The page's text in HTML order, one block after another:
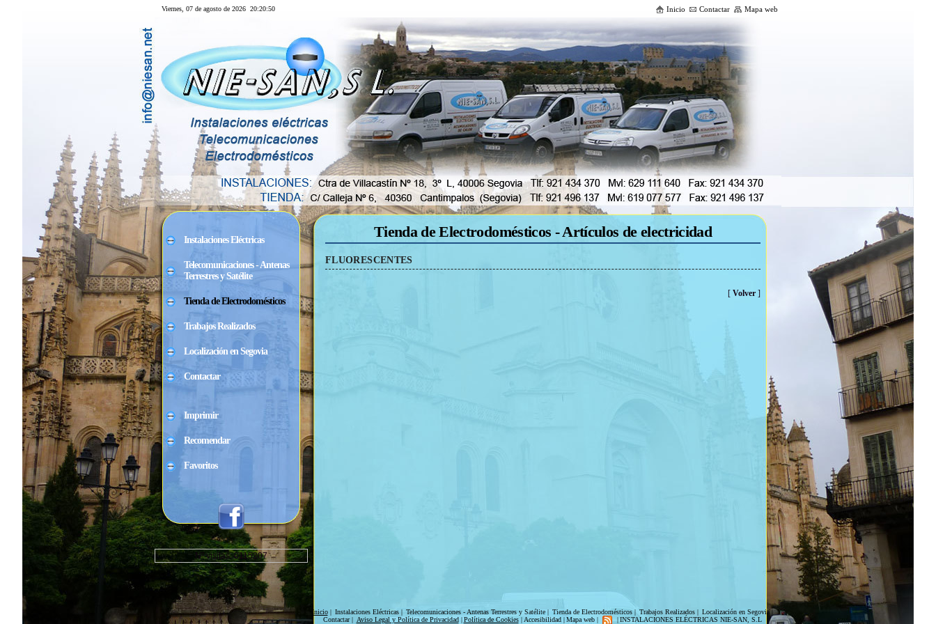
Viernes, 07 de agosto de 2026 20:20:50 Inicio Contactar Mapa web
Instalaciones Eléctricas
Telecomunicaciones - Antenas
Terrestres y Satélite
Tienda de Electrodomésticos
Trabajos Realizados
Localización en Segovia
Contactar
Imprimir
Recomendar
Favoritos
Nº visitas: 0115207
Tienda de Electrodomésticos - Artículos de electricidad
FLUORESCENTES
[ Volver ]
Inicio| Instalaciones Eléctricas| Telecomunicaciones - Antenas Terrestres y Satélite| Tienda de Electrodomésticos| Trabajos Realizados | Localización en Segovia|
Contactar| Aviso Legal y Política de Privacidad| Política de Cookies| Accesibilidad| Mapa web| | INSTALACIONES ELÉCTRICAS NIE-SAN, S.L